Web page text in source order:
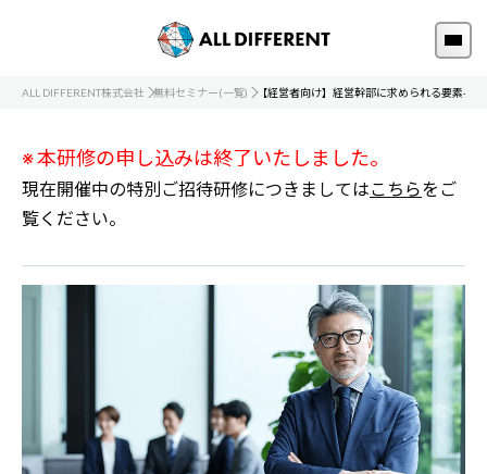
ALL DIFFERENT株式会社 無料セミナー(一覧) 【経営者向け】経営幹部に求められる要素-成
※ 本研修の申し込みは終了いたしました。
現在開催中の特別ご招待研修につきましてはこちらをご
覧ください。